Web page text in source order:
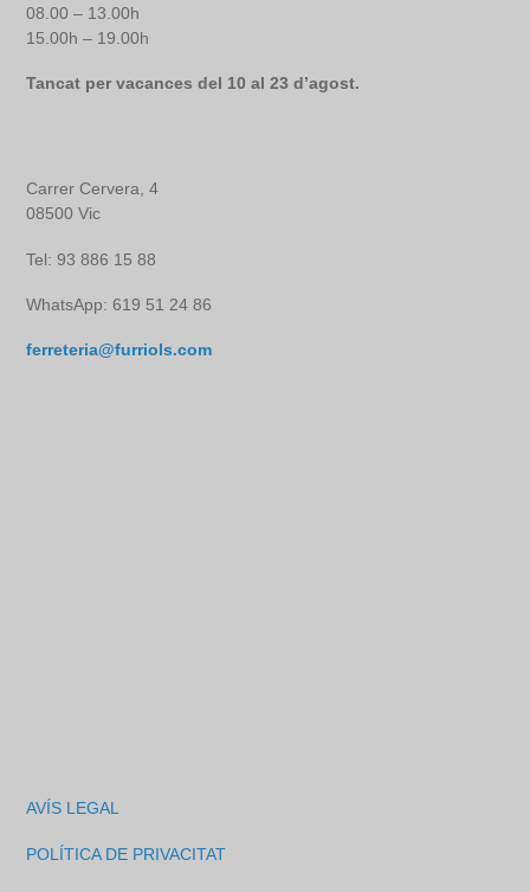
08.00 – 13.00h
15.00h – 19.00h
Tancat per vacances del 10 al 23 d’agost.
Carrer Cervera, 4
08500 Vic
Tel: 93 886 15 88
WhatsApp: 619 51 24 86
ferreteria@furriols.com
AVÍS LEGAL
POLÍTICA DE PRIVACITAT